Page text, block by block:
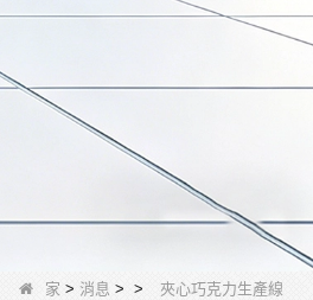
家 > 消息 > > 夾心巧克力生產線